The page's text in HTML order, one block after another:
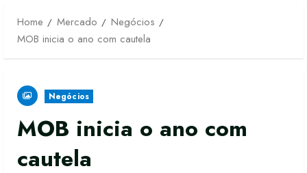
Home
Mercado
Negócios
MOB inicia o ano com cautela
Negócios
MOB inicia o ano com
cautela